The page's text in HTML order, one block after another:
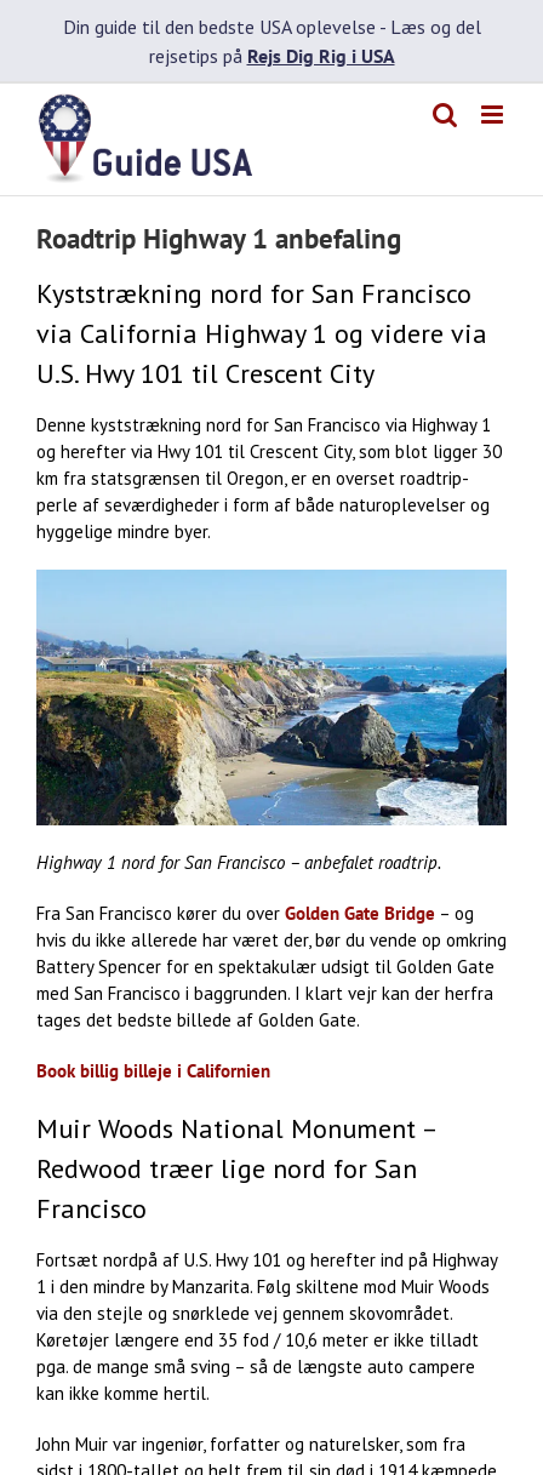
Din guide til den bedste USA oplevelse - Læs og del
rejsetips på Rejs Dig Rig i USA
Roadtrip Highway 1 anbefaling
Kyststrækning nord for San Francisco
via California Highway 1 og videre via
U.S. Hwy 101 til Crescent City
Denne kyststrækning nord for San Francisco via Highway 1
og herefter via Hwy 101 til Crescent City, som blot ligger 30
km fra statsgrænsen til Oregon, er en overset roadtrip-
perle af seværdigheder i form af både naturoplevelser og
hyggelige mindre byer.
Highway 1 nord for San Francisco – anbefalet roadtrip.
Fra San Francisco kører du over Golden Gate Bridge – og
hvis du ikke allerede har været der, bør du vende op omkring
Battery Spencer for en spektakulær udsigt til Golden Gate
med San Francisco i baggrunden. I klart vejr kan der herfra
tages det bedste billede af Golden Gate.
Book billig billeje i Californien
Muir Woods National Monument –
Redwood træer lige nord for San
Francisco
Fortsæt nordpå af U.S. Hwy 101 og herefter ind på Highway
1 i den mindre by Manzarita. Følg skiltene mod Muir Woods
via den stejle og snørklede vej gennem skovområdet.
Køretøjer længere end 35 fod / 10,6 meter er ikke tilladt
pga. de mange små sving – så de længste auto campere
kan ikke komme hertil.
John Muir var ingeniør, forfatter og naturelsker, som fra